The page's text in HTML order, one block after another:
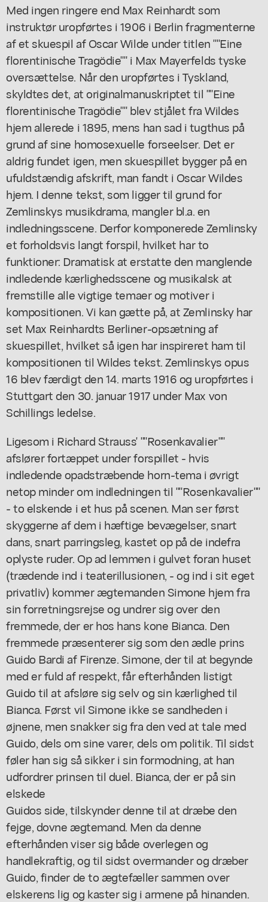
Med ingen ringere end Max Reinhardt som
instruktør uropførtes i 1906 i Berlin fragmenterne
af et skuespil af Oscar Wilde under titlen ""Eine
florentinische Tragödie"" i Max Mayerfelds tyske
oversættelse. Når den uropførtes i Tyskland,
skyldtes det, at originalmanuskriptet til ""Eine
florentinische Tragödie"" blev stjålet fra Wildes
hjem allerede i 1895, mens han sad i tugthus på
grund af sine homosexuelle forseelser. Det er
aldrig fundet igen, men skuespillet bygger på en
ufuldstændig afskrift, man fandt i Oscar Wildes
hjem. I denne tekst, som ligger til grund for
Zemlinskys musikdrama, mangler bl.a. en
indledningsscene. Derfor komponerede Zemlinsky
et forholdsvis langt forspil, hvilket har to
funktioner: Dramatisk at erstatte den manglende
indledende kærlighedsscene og musikalsk at
fremstille alle vigtige temaer og motiver i
kompositionen. Vi kan gætte på, at Zemlinsky har
set Max Reinhardts Berliner-opsætning af
skuespillet, hvilket så igen har inspireret ham til
kompositionen til Wildes tekst. Zemlinskys opus
16 blev færdigt den 14. marts 1916 og uropførtes i
Stuttgart den 30. januar 1917 under Max von
Schillings ledelse.
Ligesom i Richard Strauss' ""Rosenkavalier""
afslører fortæppet under forspillet - hvis
indledende opadstræbende horn-tema i øvrigt
netop minder om indledningen til ""Rosenkavalier""
- to elskende i et hus på scenen. Man ser først
skyggerne af dem i hæftige bevægelser, snart
dans, snart parringsleg, kastet op på de indefra
oplyste ruder. Op ad lemmen i gulvet foran huset
(trædende ind i teaterillusionen, - og ind i sit eget
privatliv) kommer ægtemanden Simone hjem fra
sin forretningsrejse og undrer sig over den
fremmede, der er hos hans kone Bianca. Den
fremmede præsenterer sig som den ædle prins
Guido Bardi af Firenze. Simone, der til at begynde
med er fuld af respekt, får efterhånden listigt
Guido til at afsløre sig selv og sin kærlighed til
Bianca. Først vil Simone ikke se sandheden i
øjnene, men snakker sig fra den ved at tale med
Guido, dels om sine varer, dels om politik. Til sidst
føler han sig så sikker i sin formodning, at han
udfordrer prinsen til duel. Bianca, der er på sin
elskede
Guidos side, tilskynder denne til at dræbe den
fejge, dovne ægtemand. Men da denne
efterhånden viser sig både overlegen og
handlekraftig, og til sidst overmander og dræber
Guido, finder de to ægtefæller sammen over
elskerens lig og kaster sig i armene på hinanden.